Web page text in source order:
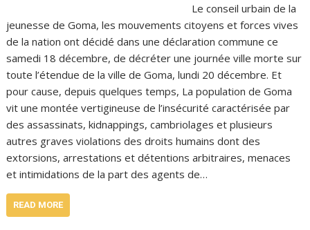
Le conseil urbain de la
jeunesse de Goma, les mouvements citoyens et forces vives
de la nation ont décidé dans une déclaration commune ce
samedi 18 décembre, de décréter une journée ville morte sur
toute l’étendue de la ville de Goma, lundi 20 décembre. Et
pour cause, depuis quelques temps, La population de Goma
vit une montée vertigineuse de l’insécurité caractérisée par
des assassinats, kidnappings, cambriolages et plusieurs
autres graves violations des droits humains dont des
extorsions, arrestations et détentions arbitraires, menaces
et intimidations de la part des agents de…
READ MORE